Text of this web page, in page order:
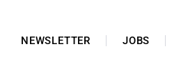
NEWSLETTER JOBS